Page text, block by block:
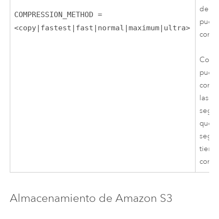
COMPRESSION_METHOD =
<copy|fastest|fast|normal|maximum|ultra>
de
las
que
Almacenamiento de Amazon S3